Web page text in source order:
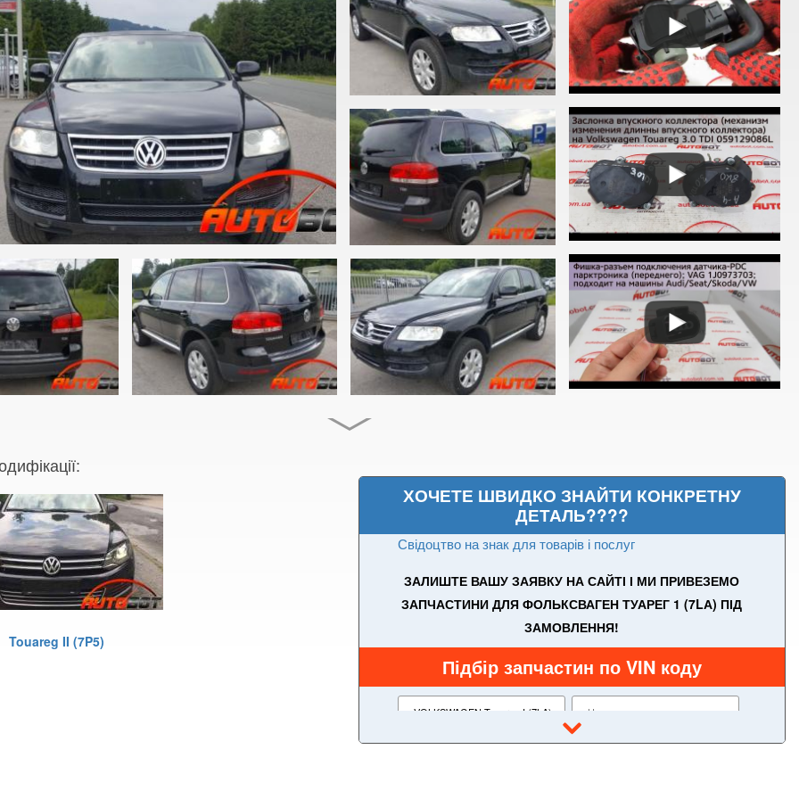
Touareg II (7P5)
ХОЧЕТЕ ШВИДКО ЗНАЙТИ КОНКРЕТНУ
ДЕТАЛЬ????
Свідоцтво на знак для товарів і послуг
ЗАЛИШТЕ ВАШУ ЗАЯВКУ НА САЙТІ І МИ ПРИВЕЗЕМО
ЗАПЧАСТИНИ ДЛЯ ФОЛЬКСВАГЕН ТУАРЕГ 1 (7LА) ПІД
ЗАМОВЛЕННЯ!
Підбір запчастин по VIN коду